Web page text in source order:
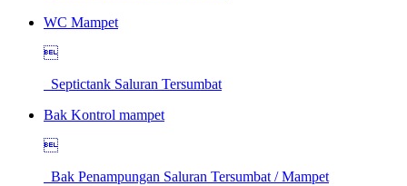
WC Mampet

Septictank Saluran Tersumbat
Bak Kontrol mampet

Bak Penampungan Saluran Tersumbat / Mampet